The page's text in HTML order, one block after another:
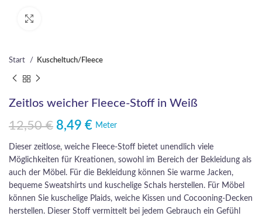
Start Kuscheltuch/Fleece
Zeitlos weicher Fleece-Stoff in Weiß
12,50€
Ursprünglicher Preis war: 12,50 €
8,49 €
Aktueller Preis ist: 8,49 €.Meter
Dieser zeitlose, weiche Fleece-Stoff bietet unendlich viele
Möglichkeiten für Kreationen, sowohl im Bereich der Bekleidung als
auch der Möbel. Für die Bekleidung können Sie warme Jacken,
bequeme Sweatshirts und kuschelige Schals herstellen. Für Möbel
können Sie kuschelige Plaids, weiche Kissen und Cocooning-Decken
herstellen. Dieser Stoff vermittelt bei jedem Gebrauch ein Gefühl